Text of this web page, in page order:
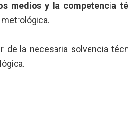
medios y la competencia
la necesaria solvencia